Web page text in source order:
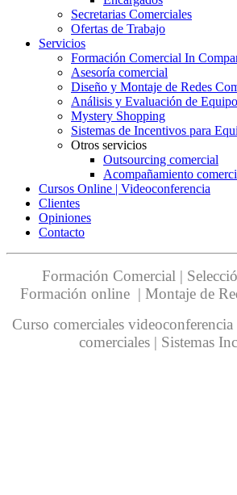
Secretarias Comerciales
Ofertas de Trabajo
Servicios
Formación Comercial In
Asesoría comercial
Diseño y Montaje de Redes
Análisis y Evaluación de
Mystery Shopping
Sistemas de Incentivos para
Otros servicios
Outsourcing comercial
Acompañamiento
Cursos Online | Videoconferencia
Clientes
Opiniones
Contacto
Formación Comercial |
Formación online | Montaje de
Curso comerciales
comerciales | Sistemas